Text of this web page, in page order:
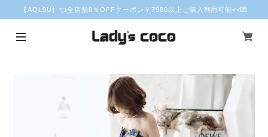
【AQL9U】👈全店舗8％OFFクーポン￥7980以上ご購入利用可能<<💌